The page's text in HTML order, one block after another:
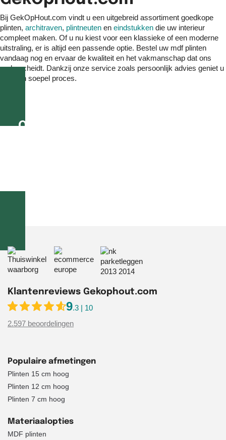
Bij GekOpHout.com vindt u een uitgebreid assortiment goedkope
plinten, architraven, plintneuten en eindstukken die uw interieur
compleet maken. Of u nu kiest voor een klassieke of een moderne
uitstraling, er is altijd een passende optie. Bestel uw mdf plinten
vandaag nog en ervaar de kwaliteit en het vakmanschap dat ons
onderscheidt. Dankzij onze service zoals persoonlijk advies geniet u
van een soepel proces.
Op werkdagen voor 16.00 uur
Klantenreviews Gekophout.com
9.3 | 10
2.597 beoordelingen
Populaire afmetingen
Plinten 15 cm hoog
Plinten 12 cm hoog
Plinten 7 cm hoog
Materiaalopties
MDF plinten